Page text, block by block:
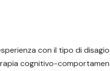
con il tipo di
cognitivo-